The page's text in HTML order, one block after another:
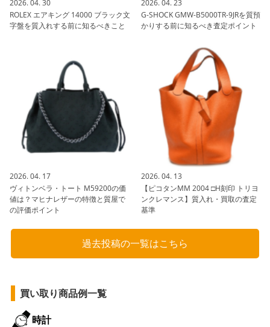
2026. 04. 30
ROLEX エアキング 14000 ブラック文
字盤を質入れする前に知るべきこと
2026. 04. 23
G-SHOCK GMW-B5000TR-9JRを質預
かりする前に知るべき査定ポイント
2026. 04. 17
ヴィトンベラ・トート M59200の価
値は？マヒナレザーの特徴と質屋で
の評価ポイント
2026. 04. 13
【ピコタンMM 2004 □H刻印 トリヨ
ンクレマンス】質入れ・買取の査定
基準
過去投稿の一覧はこちら
買い取り商品例一覧
時計